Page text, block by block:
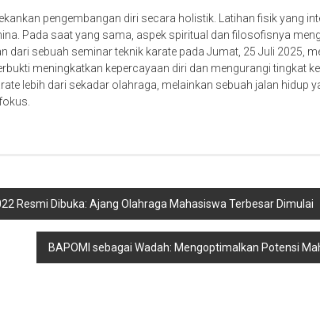
pengembangan diri secara holistik. Latihan fisik yang
Pada saat yang sama, aspek spiritual dan filosofisnya
dari sebuah seminar teknik karate pada Jumat, 25 Juli 2025,
meningkatkan kepercayaan diri dan mengurangi tingkat
lebih dari sekadar olahraga, melainkan sebuah jalan hidup
Resmi Dibuka: Ajang Olahraga Mahasiswa Terbesar Dimulai
BAPOMI sebagai Wadah: Mengoptimalkan Potensi